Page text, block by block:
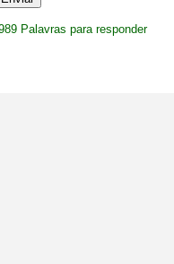
Palavras para responder